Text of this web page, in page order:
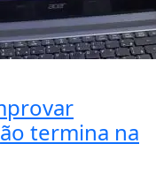
termina na